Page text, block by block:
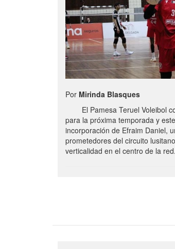
Por Mirinda Blasques
El Pamesa Teruel Voleibol
para la próxima temporada y
incorporación de Efraim Daniel,
prometedores del circuito
verticalidad en el centro de la red.